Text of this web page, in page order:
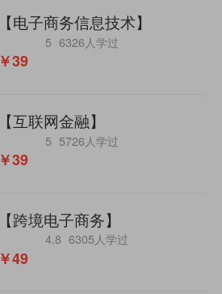
【电子商务信息技术】
5 6326人学过
￥39
【互联网金融】
5 5726人学过
￥39
【跨境电子商务】
4.8 6305人学过
￥49